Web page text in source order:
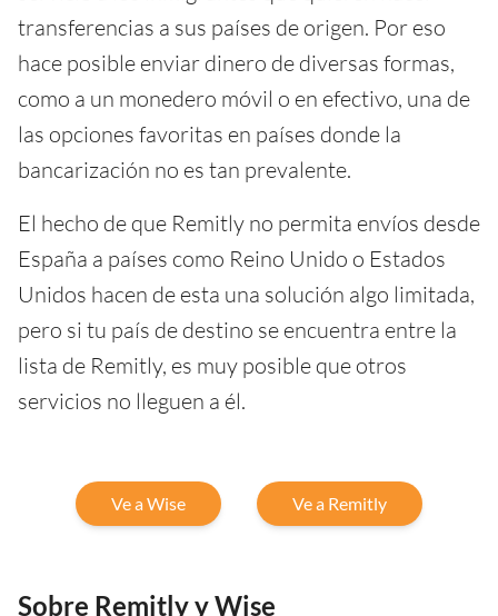
transferencias a sus países de origen. Por eso
hace posible enviar dinero de diversas formas,
como a un monedero móvil o en efectivo, una de
las opciones favoritas en países donde la
bancarización no es tan prevalente.
El hecho de que Remitly no permita envíos desde
España a países como Reino Unido o Estados
Unidos hacen de esta una solución algo limitada,
pero si tu país de destino se encuentra entre la
lista de Remitly, es muy posible que otros
servicios no lleguen a él.
Ve a Wise Ve a Remitly
Sobre Remitly y Wise